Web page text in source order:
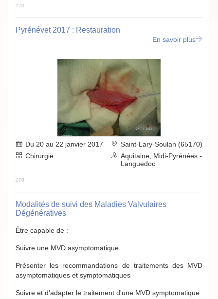
170
Pyrénévet 2017 : Restauration
En savoir plus
Du 20 au 22 janvier 2017
Saint-Lary-Soulan (65170)
Chirurgie
Aquitaine, Midi-Pyrénées -
Languedoc
278
Modalités de suivi des Maladies Valvulaires
Dégénératives
Être capable de :
Suivre une MVD asymptomatique
Présenter les recommandations de traitements des MVD
asymptomatiques et symptomatiques
Suivre et d'adapter le traitement d'une MVD symptomatique